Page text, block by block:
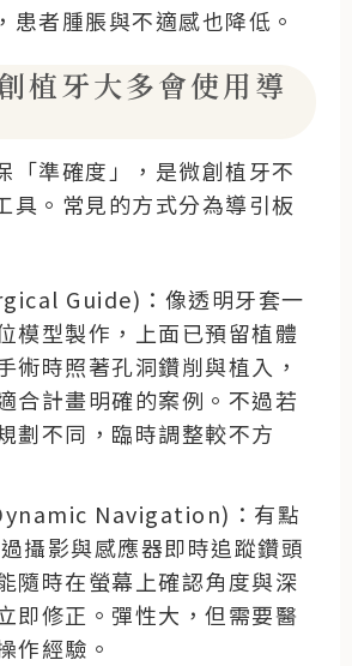
患者腫脹與不適感也降低。
植牙大多會使用導
「準確度」，是微創植牙不
具。常見的方式分為導引板
Guide)：像透明牙套一
模型製作，上面已預留植體
術時照著孔洞鑽削與植入，
合計畫明確的案例。不過若
劃不同，臨時調整較不方
Navigation)：有點
攝影與感應器即時追蹤鑽頭
隨時在螢幕上確認角度與深
即修正。彈性大，但需要醫
作經驗。